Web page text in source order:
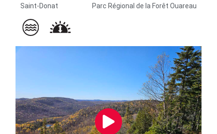
Saint-Donat Parc Régional de la Forêt Ouareau